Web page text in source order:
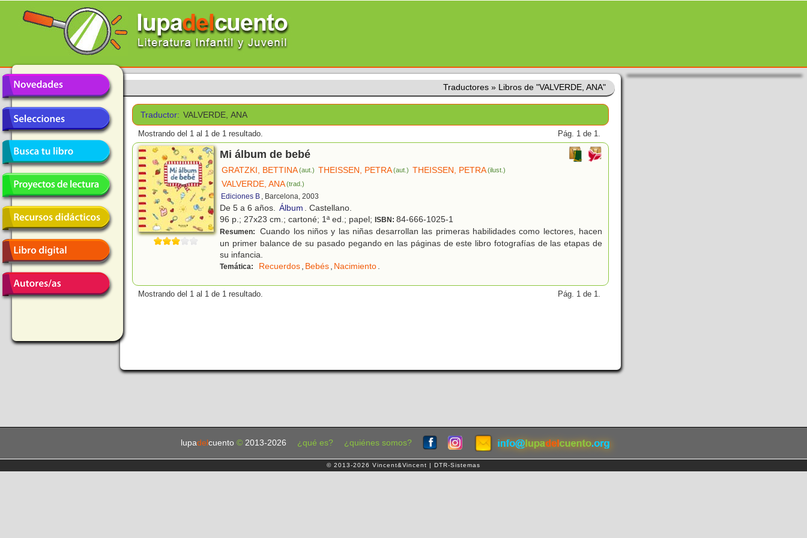
Traductores » Libros de "VALVERDE, ANA"
Traductor: VALVERDE, ANA
Mostrando del 1 al 1 de 1 resultado. Pág. 1 de 1.
Mi álbum de bebé
GRATZKI, BETTINA(aut.) THEISSEN, PETRA(aut.) THEISSEN, PETRA(ilust.)
VALVERDE, ANA(trad.)
Ediciones B , Barcelona, 2003
De 5 a 6 años. Álbum . Castellano.
96 p.; 27x23 cm.; cartoné; 1ª ed.; papel; ISBN: 84-666-1025-1
Resumen:
Cuando los niños y las niñas desarrollan las primeras habilidades como lectores, hacen
un primer balance de su pasado pegando en las páginas de este libro fotografías de las etapas de
su infancia.
Temática: Recuerdos, Bebés, Nacimiento.
Mostrando del 1 al 1 de 1 resultado. Pág. 1 de 1.
lupadel cuento © 2013-2026 ¿qué es? ¿quiénes somos?
© 2013-2026 Vincent&Vincent | DTR-Sistemas